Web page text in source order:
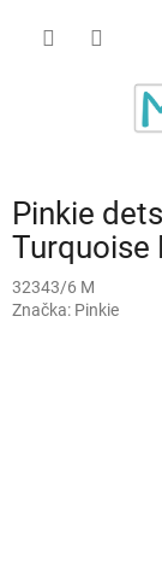
Pinkie
Turquoise
32343/6 M
Značka: Pinkie